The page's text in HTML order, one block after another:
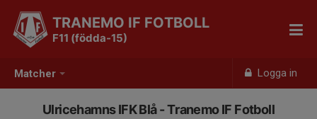
Matcher Logga in
TRANEMO IF FOTBOLL
F11 (födda-15)
Ulricehamns IFK Blå - Tranemo IF Fotboll